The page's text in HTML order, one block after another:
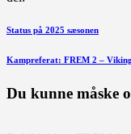
Forrige
Status på 2025 sæsonen
Næste
Kampreferat: FREM 2 –
Du kunne måske